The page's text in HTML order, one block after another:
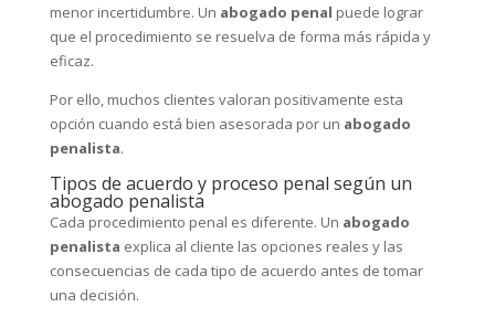
menor incertidumbre. Un abogado penal puede lograr
que el procedimiento se resuelva de forma más rápida y
eficaz.
Por ello, muchos clientes valoran positivamente esta
opción cuando está bien asesorada por un abogado
penalista.
Tipos de acuerdo y proceso penal según un
abogado penalista
Cada procedimiento penal es diferente. Un abogado
penalista explica al cliente las opciones reales y las
consecuencias de cada tipo de acuerdo antes de tomar
una decisión.